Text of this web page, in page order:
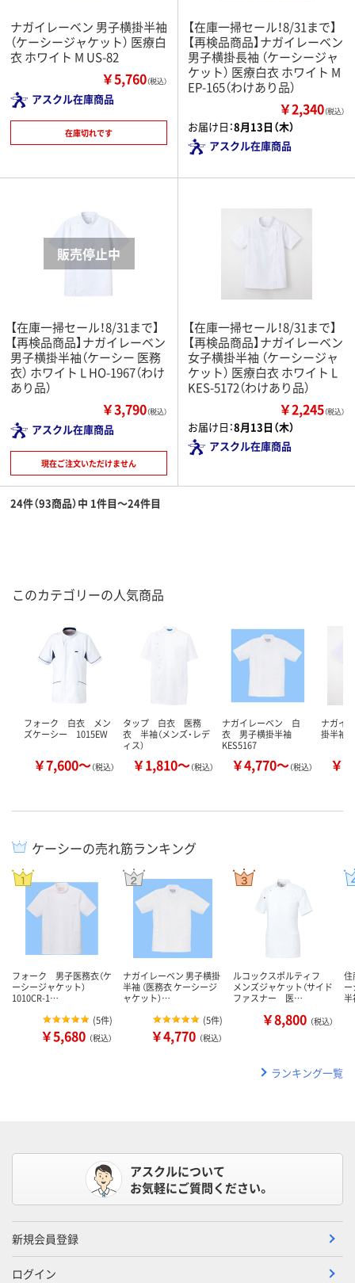
ナガイレーベン 男子横掛半袖
（ケーシージャケット） 医療白
衣 ホワイト M US-82
￥5,760（税込）
アスクル在庫商品
在庫切れです
【在庫一掃セール！8/31まで】
【再検品商品】ナガイレーベン
男子横掛長袖 （ケーシージャ
ケット） 医療白衣 ホワイト M
EP-165（わけあり品）
￥2,340（税込）
お届け日：8月13日（木）
アスクル在庫商品
【在庫一掃セール！8/31まで】
【再検品商品】ナガイレーベン
男子横掛半袖（ケーシー 医務
衣） ホワイト L HO-1967（わけ
あり品）
￥3,790（税込）
アスクル在庫商品
現在ご注文いただけません
【在庫一掃セール！8/31まで】
【再検品商品】ナガイレーベン
女子横掛半袖 （ケーシージャ
ケット） 医療白衣 ホワイト L
KES-5172（わけあり品）
￥2,245（税込）
お届け日：8月13日（木）
アスクル在庫商品
24件（93商品）中 1件目～24件目
このカテゴリーの人気商品
フォーク 白衣 メン
ズケーシー 1015EW
￥7,600～（税込）
タップ 白衣 医務
衣 半袖（メンズ・レデ
ィス）
￥1,810～（税込）
ナガイレーベン 白
衣 男子横掛半袖
KES5167
￥4,770～（税込）
ナガイ
掛半袖
￥
ケーシーの売れ筋ランキング
フォーク 男子医務衣（ケ
ーシージャケット）
1010CR-1…
(5件)
￥5,680 （税込）
ナガイレーベン 男子横掛
半袖 （医務衣 ケーシージ
ャケット）…
(5件)
￥4,770 （税込）
ルコックスポルティフ
メンズジャケット（サイド
ファスナー 医…
￥8,800 （税込）
住
ー
ランキング一覧
アスクルについて
お気軽にご質問ください。
新規会員登録
ログイン